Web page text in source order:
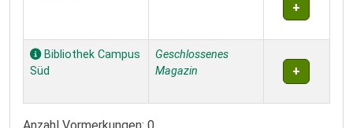
Bibliothek Campus
Süd
Geschlossenes
Magazin